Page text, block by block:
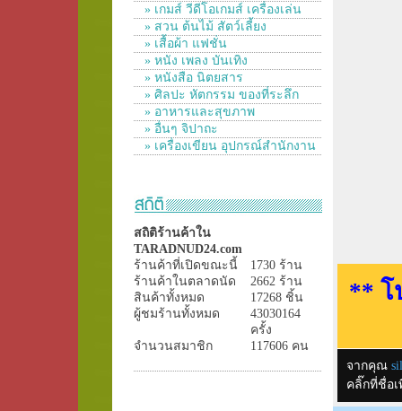
» เกมส์ วีดีโอเกมส์ เครื่องเล่น
» สวน ต้นไม้ สัตว์เลี้ยง
» เสื้อผ้า แฟชั่น
» หนัง เพลง บันเทิง
» หนังสือ นิตยสาร
» ศิลปะ หัตกรรม ของที่ระลึก
» อาหารและสุขภาพ
» อื่นๆ จิปาถะ
» เครื่องเขียน อุปกรณ์สำนักงาน
สถิติร้านค้าใน
TARADNUD24.com
ร้านค้าที่เปิดขณะนี้
1730 ร้าน
ร้านค้าในตลาดนัด
2662 ร้าน
สินค้าทั้งหมด
17268 ชิ้น
ผู้ชมร้านทั้งหมด
43030164
ครั้ง
จำนวนสมาชิก
117606 คน
** โ
จากคุณ
คลิ๊กที่ชื่อ